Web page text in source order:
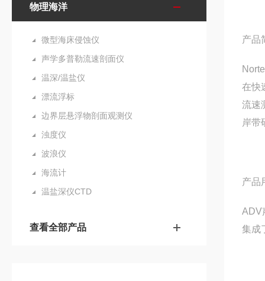
物理海洋
微型海床侵蚀仪
声学多普勒流速剖面仪
温深/温盐仪
漂流浮标
边界层悬浮物剖面观测仪
浊度仪
波浪仪
海流计
温盐深仪CTD
查看全部产品
产品
在快
流速
岸带
产品
ADV
集成